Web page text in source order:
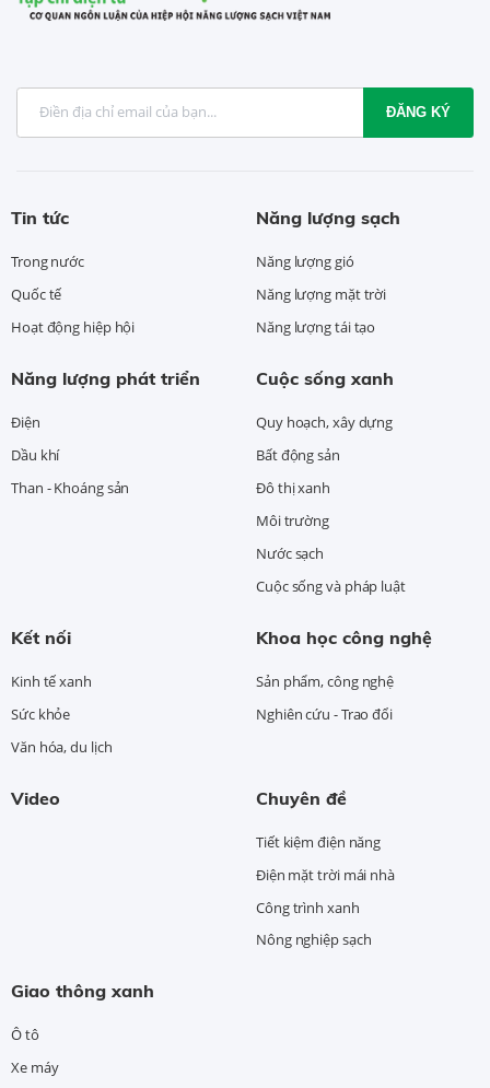
ĐĂNG KÝ
Tin tức
Trong nước
Quốc tế
Hoạt động hiệp hội
Năng lượng sạch
Năng lượng gió
Năng lượng mặt trời
Năng lượng tái tạo
Năng lượng phát triển
Điện
Dầu khí
Than - Khoáng sản
Cuộc sống xanh
Quy hoạch, xây dựng
Bất động sản
Đô thị xanh
Môi trường
Nước sạch
Cuộc sống và pháp luật
Kết nối
Kinh tế xanh
Sức khỏe
Văn hóa, du lịch
Khoa học công nghệ
Sản phẩm, công nghệ
Nghiên cứu - Trao đổi
Video Chuyên đề
Tiết kiệm điện năng
Điện mặt trời mái nhà
Công trình xanh
Nông nghiệp sạch
Giao thông xanh
Ô tô
Xe máy